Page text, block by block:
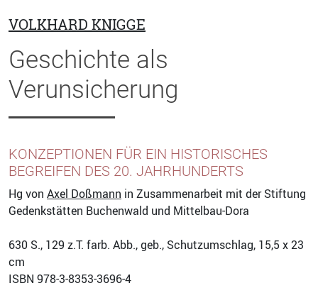
VOLKHARD KNIGGE
Geschichte als
Verunsicherung
KONZEPTIONEN FÜR EIN HISTORISCHES
BEGREIFEN DES 20. JAHRHUNDERTS
Hg von Axel Doßmann in Zusammenarbeit mit der Stiftung
Gedenkstätten Buchenwald und Mittelbau-Dora
630 S., 129 z.T. farb. Abb., geb., Schutzumschlag, 15,5 x 23
cm
ISBN 978-3-8353-3696-4